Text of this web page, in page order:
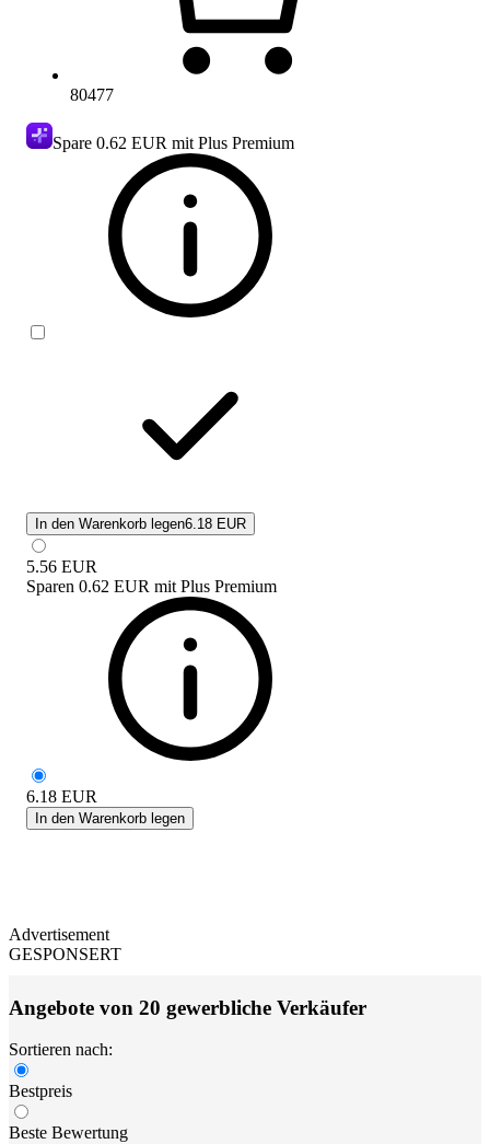
80477
Spare 0.62 EUR mit Plus Premium
In den Warenkorb legen6.18 EUR
5.56 EUR
Sparen 0.62 EUR mit Plus Premium
6.18 EUR
In den Warenkorb legen
Advertisement
GESPONSERT
Angebote von 20 gewerbliche Verkäufer
Sortieren nach:
Bestpreis
Beste Bewertung